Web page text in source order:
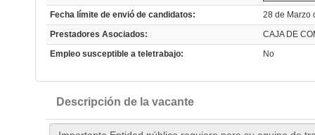
Fecha límite de envió de candidatos:
28 de Marzo
Prestadores Asociados:
CAJA DE
Empleo susceptible a teletrabajo:
No
Descripción de la vacante